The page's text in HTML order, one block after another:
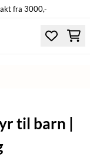
fra 3000,-
til barn |